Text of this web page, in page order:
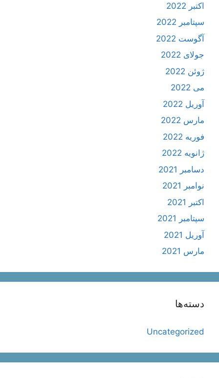
اکتبر 2022
سپتامبر 2022
آگوست 2022
جولای 2022
ژوئن 2022
می 2022
آوریل 2022
مارس 2022
فوریه 2022
ژانویه 2022
دسامبر 2021
نوامبر 2021
اکتبر 2021
سپتامبر 2021
آوریل 2021
مارس 2021
دسته‌ها
Uncategorized